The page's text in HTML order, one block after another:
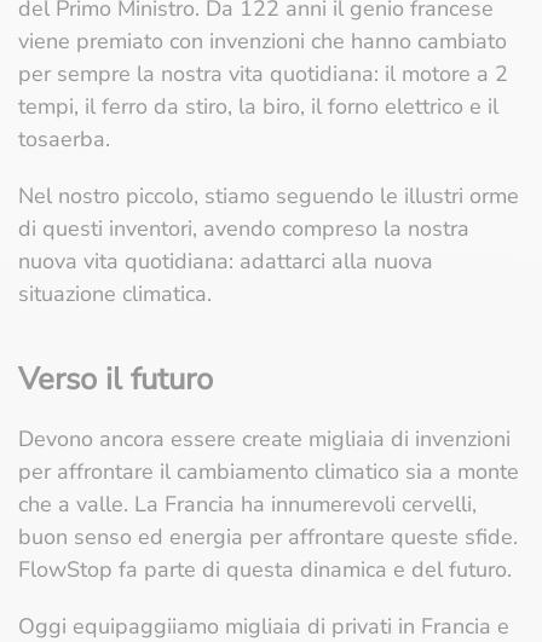
del Primo Ministro. Da 122 anni il genio francese
viene premiato con invenzioni che hanno cambiato
per sempre la nostra vita quotidiana: il motore a 2
tempi, il ferro da stiro, la biro, il forno elettrico e il
tosaerba.
Nel nostro piccolo, stiamo seguendo le illustri orme
di questi inventori, avendo compreso la nostra
nuova vita quotidiana: adattarci alla nuova
situazione climatica.
Verso il futuro
Devono ancora essere create migliaia di invenzioni
per affrontare il cambiamento climatico sia a monte
che a valle. La Francia ha innumerevoli cervelli,
buon senso ed energia per affrontare queste sfide.
FlowStop fa parte di questa dinamica e del futuro.
Oggi equipaggiiamo migliaia di privati in Francia e